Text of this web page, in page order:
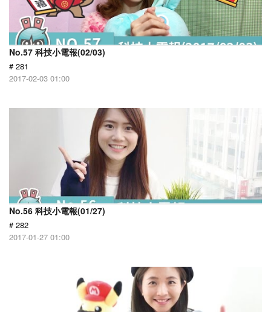
No.57 科技小電報(02/03)
# 281
2017-02-03 01:00
No.56 科技小電報(01/27)
# 282
2017-01-27 01:00